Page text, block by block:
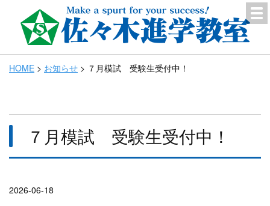
HOME > お知らせ > ７月模試 受験生受付中！
７月模試 受験生受付中！
2026-06-18